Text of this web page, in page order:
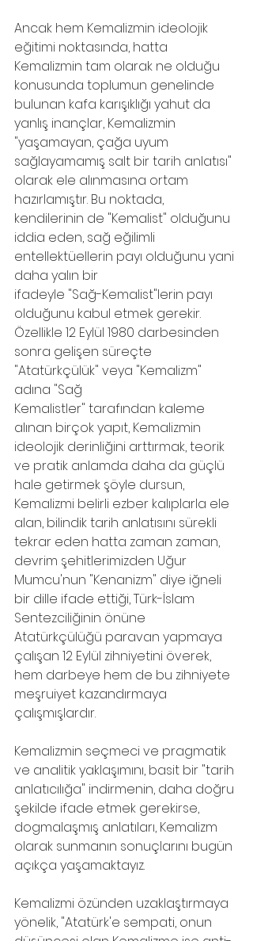
Ancak hem Kemalizmin ideolojik
eğitimi noktasında, hatta
Kemalizmin tam olarak ne olduğu
konusunda toplumun genelinde
bulunan kafa karışıklığı yahut da
yanlış inançlar, Kemalizmin
"yaşamayan, çağa uyum
sağlayamamış salt bir tarih anlatısı"
olarak ele alınmasına ortam
hazırlamıştır. Bu noktada,
kendilerinin de "Kemalist" olduğunu
iddia eden, sağ eğilimli
entellektüellerin payı olduğunu yani
daha yalın bir
ifadeyle "Sağ-Kemalist"lerin payı
olduğunu kabul etmek gerekir.
Özellikle 12 Eylül 1980 darbesinden
sonra gelişen süreçte
"Atatürkçülük" veya "Kemalizm"
adına "Sağ
Kemalistler" tarafından kaleme
alınan birçok yapıt, Kemalizmin
ideolojik derinliğini arttırmak, teorik
ve pratik anlamda daha da güçlü
hale getirmek şöyle dursun,
Kemalizmi belirli ezber kalıplarla ele
alan, bilindik tarih anlatısını sürekli
tekrar eden hatta zaman zaman,
devrim şehitlerimizden Uğur
Mumcu'nun "Kenanizm" diye iğneli
bir dille ifade ettiği, Türk-İslam
Sentezciliğinin önüne
Atatürkçülüğü paravan yapmaya
çalışan 12 Eylül zihniyetini överek,
hem darbeye hem de bu zihniyete
meşruiyet kazandırmaya
çalışmışlardır.
Kemalizmin seçmeci ve pragmatik
ve analitik yaklaşımını, basit bir "tarih
anlatıcılığa" indirmenin, daha doğru
şekilde ifade etmek gerekirse,
dogmalaşmış anlatıları, Kemalizm
olarak sunmanın sonuçlarını bugün
açıkça yaşamaktayız.
Kemalizmi özünden uzaklaştırmaya
yönelik, "Atatürk'e sempati, onun